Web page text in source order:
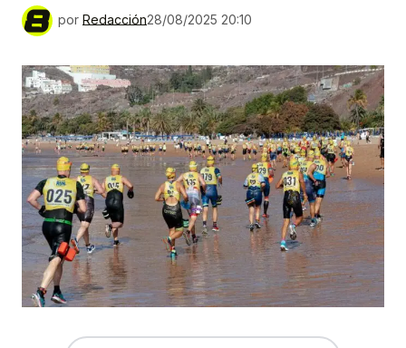
por Redacción28/08/2025 20:10